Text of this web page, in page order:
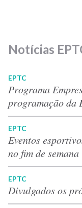
Notícias
EPTC
Programa
programação da
EPTC
Eventos
no fim de semana
EPTC
Divulgados os